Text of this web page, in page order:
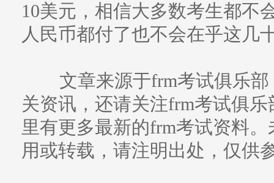
10美元，相信大多数考生都不
人民币都付了也不会在乎这几
文章来源于frm考试俱乐部
关资讯，还请关注frm考试俱乐
里有更多最新的frm考试资料
用或转载，请注明出处，仅供